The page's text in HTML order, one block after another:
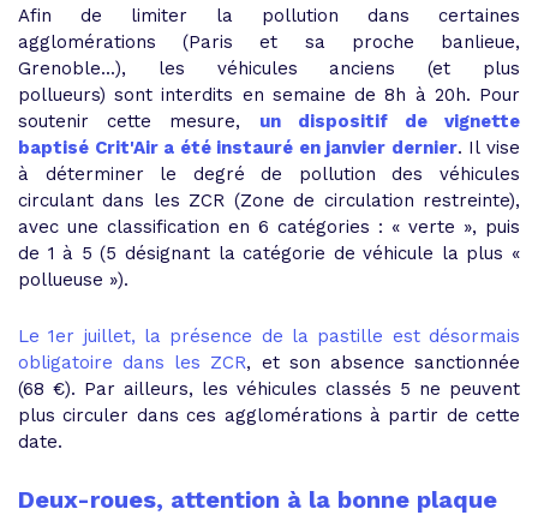
Afin de limiter la pollution dans certaines
agglomérations (Paris et sa proche banlieue,
Grenoble...), les véhicules anciens (et plus
pollueurs) sont interdits en semaine de 8h à 20h. Pour
soutenir cette mesure, un dispositif de vignette
baptisé Crit'Air a été instauré en janvier dernier. Il vise
à déterminer le degré de pollution des véhicules
circulant dans les ZCR (Zone de circulation restreinte),
avec une classification en 6 catégories : « verte », puis
de 1 à 5 (5 désignant la catégorie de véhicule la plus «
pollueuse »).
Le 1er juillet, la présence de la pastille est désormais
obligatoire dans les ZCR, et son absence sanctionnée
(68 €). Par ailleurs, les véhicules classés 5 ne peuvent
plus circuler dans ces agglomérations à partir de cette
date.
Deux-roues, attention à la bonne plaque